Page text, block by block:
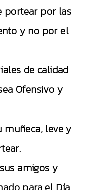
portear por las
y no por el
de calidad
Ofensivo y
muñeca, leve y
amigos y